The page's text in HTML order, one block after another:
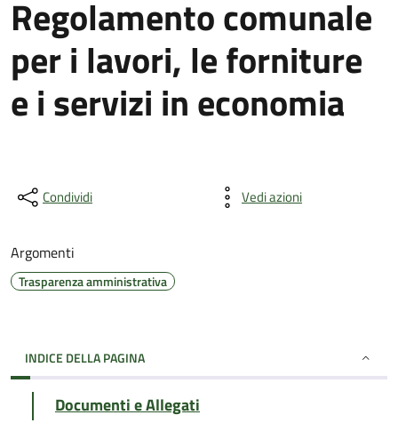
Regolamento comunale
per i lavori, le forniture
e i servizi in economia
Condividi Vedi azioni
Argomenti
Trasparenza amministrativa
INDICE DELLA PAGINA
Documenti e Allegati